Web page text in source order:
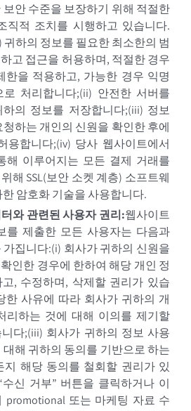
보안 수준을 보장하기 위해 적절한
직적 조치를 시행하고 있습니다.
귀하의 정보를 필요한 최소한의 범
고 접근을 허용하며, 적절한 경우
한을 적용하고, 가능한 경우 익명
처리합니다;(ii) 안전한 서버를
의 정보를 저장합니다;(iii) 정보
하는 개인의 신원을 확인한 후에
용합니다;(iv) 당사 웹사이트에서
해 이루어지는 모든 결제 거래를
해 SSL(보안 소켓 계층) 소프트웨
암호화 기술을 사용합니다.
와 관련된 사용자 권리:웹사이트
를 제출한 모든 사용자는 다음과
가집니다:(i) 회사가 귀하의 신원을
인한 경우에 한하여 해당 개인 정
, 수정하며, 삭제할 권리가 있습
한 사유에 따라 회사가 귀하의 개
리하는 것에 대해 이의를 제기할
다;(iii) 회사가 귀하의 정보 사용
대해 귀하의 동의를 기반으로 하는
지 해당 동의를 철회할 권리가 있
수신 거부” 버튼을 클릭하거나 이
promotional 또는 마케팅 자료 수